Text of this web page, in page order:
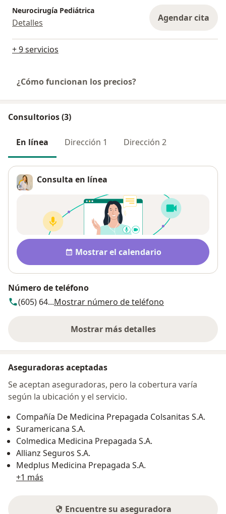
Neurocirugía Pediátrica
Detalles Agendar cita
+ 9 servicios
¿Cómo funcionan los precios?
Consultorios (3)
En línea Dirección 1 Dirección 2
Consulta en línea
Disponibilidad
Mostrar el calendario
Número de teléfono
(605) 64...Mostrar número de teléfono
Mostrar más detalles
sobre la dirección
Aseguradoras aceptadas
Se aceptan aseguradoras, pero la cobertura varía
según la ubicación y el servicio.
Compañía De Medicina Prepagada Colsanitas S.A.
Suramericana S.A.
Colmedica Medicina Prepagada S.A.
Allianz Seguros S.A.
Medplus Medicina Prepagada S.A.
+1 más
Encuentre su aseguradora